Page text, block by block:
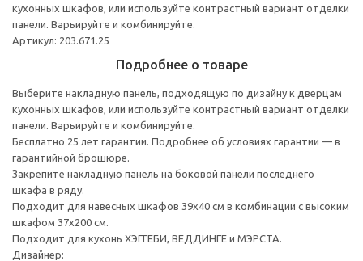
кухонных шкафов, или используйте контрастный вариант отделки
панели. Варьируйте и комбинируйте.
Артикул: 203.671.25
Подробнее о товаре
Выберите накладную панель, подходящую по дизайну к дверцам
кухонных шкафов, или используйте контрастный вариант отделки
панели. Варьируйте и комбинируйте.
Бесплатно 25 лет гарантии. Подробнее об условиях гарантии — в
гарантийной брошюре.
Закрепите накладную панель на боковой панели последнего
шкафа в ряду.
Подходит для навесных шкафов 39x40 см в комбинации с высоким
шкафом 37x200 см.
Подходит для кухонь ХЭГГЕБИ, ВЕДДИНГЕ и МЭРСТА.
Дизайнер: